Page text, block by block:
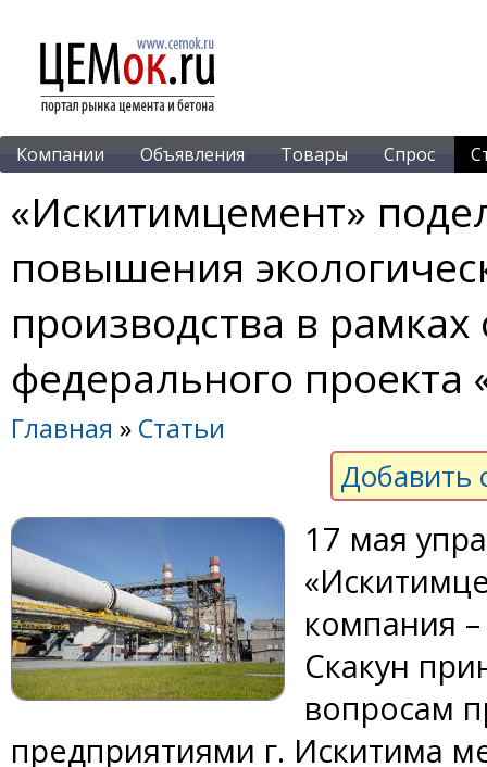
Компании Объявления Товары Спрос
«Искитимцемент»
повышения
производства в
федерального проекта
Главная » Статьи
Добавить
17 мая
компания
Скакун
вопросам
предприятиями г. Искитима